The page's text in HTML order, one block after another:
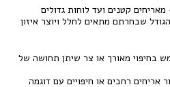
מאריחים קטנים ועד לוחות גדולים
שבחרתם מתאים לחלל ויוצר איזון
בחיפוי מאורך או צר שיתן תחושה של
אריחים רחבים או חיפויים עם דוגמה